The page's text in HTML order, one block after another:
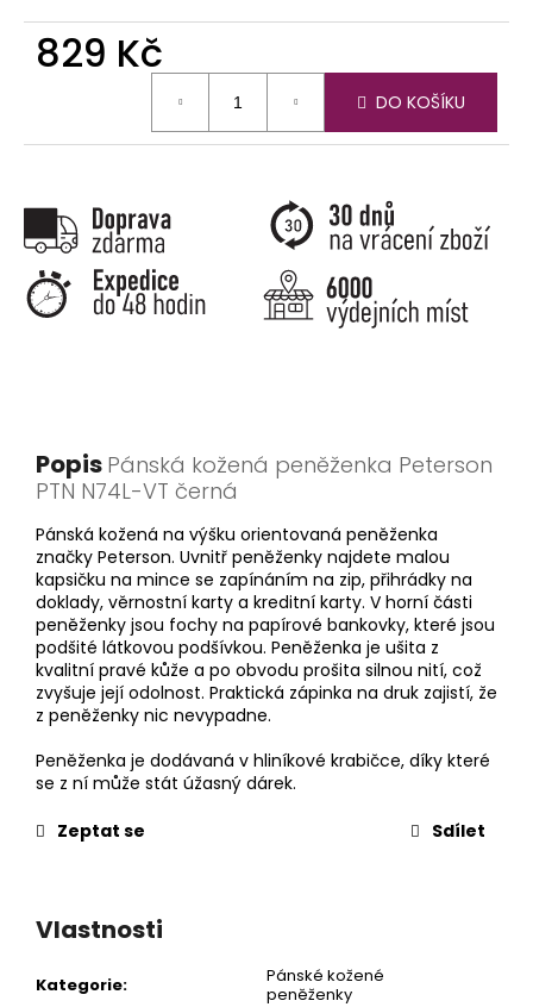
829 Kč
DO KOŠÍKU
Popis Pánská kožená peněženka Peterson
PTN N74L-VT černá
Pánská kožená na výšku orientovaná peněženka
značky Peterson. Uvnitř peněženky najdete malou
kapsičku na mince se zapínáním na zip, přihrádky na
doklady, věrnostní karty a kreditní karty. V horní části
peněženky jsou fochy na papírové bankovky, které jsou
podšité látkovou podšívkou. Peněženka je ušita z
kvalitní pravé kůže a po obvodu prošita silnou nití, což
zvyšuje její odolnost. Praktická zápinka na druk zajistí, že
z peněženky nic nevypadne.
Peněženka je dodávaná v hliníkové krabičce, díky které
se z ní může stát úžasný dárek.
Zeptat se
Sdílet
Vlastnosti
Kategorie:
Pánské kožené
peněženky